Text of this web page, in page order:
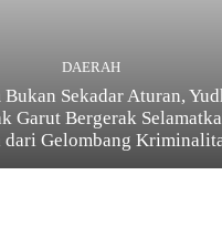
DAERAH
Sekadar Aturan,
Garut Bergerak
dari Gelombang